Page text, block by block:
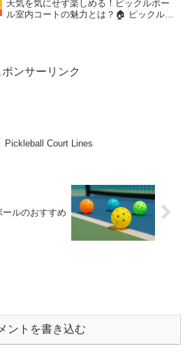
天気を気にせず楽しめる！ピックルボー
ル室内コートの魅力とは？🏠 ピックルボ
ポンサーリンク
Pickleball Court Lines
ルのおすすめ
ントを書き込む